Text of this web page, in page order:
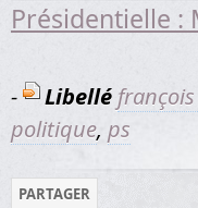
Présidentielle
- Libellé
politique, ps
PARTAGER